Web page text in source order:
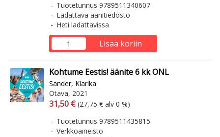
Tuotetunnus 9789511340607
Ladattava äänitiedosto
Heti ladattavissa
Lisää koriin
Kohtume Eestis! äänite 6 kk ONL
Sander, Klarika
Otava, 2021
Arvonlisäverollinen hinta
31,50 € Arvonlisäveroton hinta
(27,75 € alv 0 %)
Tuotetunnus 9789511435815
Verkkoaineisto